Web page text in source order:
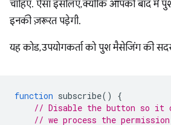
चाहिए. ऐसा इसलिए, क्योंकि आपको बाद
इनकी ज़रूरत पड़ेगी.
यह कोड, उपयोगकर्ता को पुश मैसेजिंग की
function subscribe()
{
// Disable the button so it
// we process the